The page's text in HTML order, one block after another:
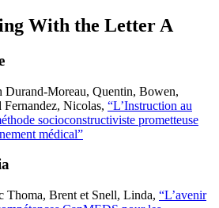
With the Letter A
Moreau, Quentin, Bowen,
Fernandez, Nicolas, “L’Instruction au
socioconstructiviste prometteuse
médical”
Brent et Snell, Linda, “L’avenir